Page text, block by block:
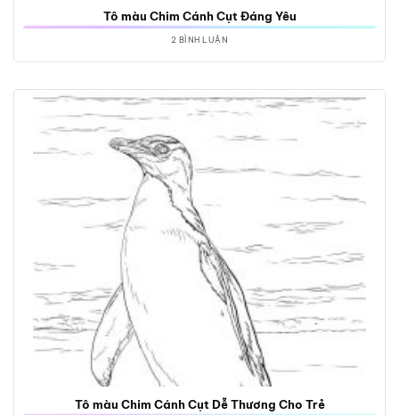
Tô màu Chim Cánh Cụt Đáng Yêu
2 BÌNH LUẬN
Tô màu Chim Cánh Cụt Dễ Thương Cho Trẻ